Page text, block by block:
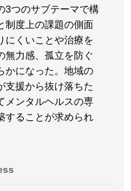
3つのサブテーマで構
制度上の課題の側面
にくいことや治療を
無力感、孤立を防ぐ
かになった。地域の
支援から抜け落ちた
メンタルヘルスの専
することが求められ